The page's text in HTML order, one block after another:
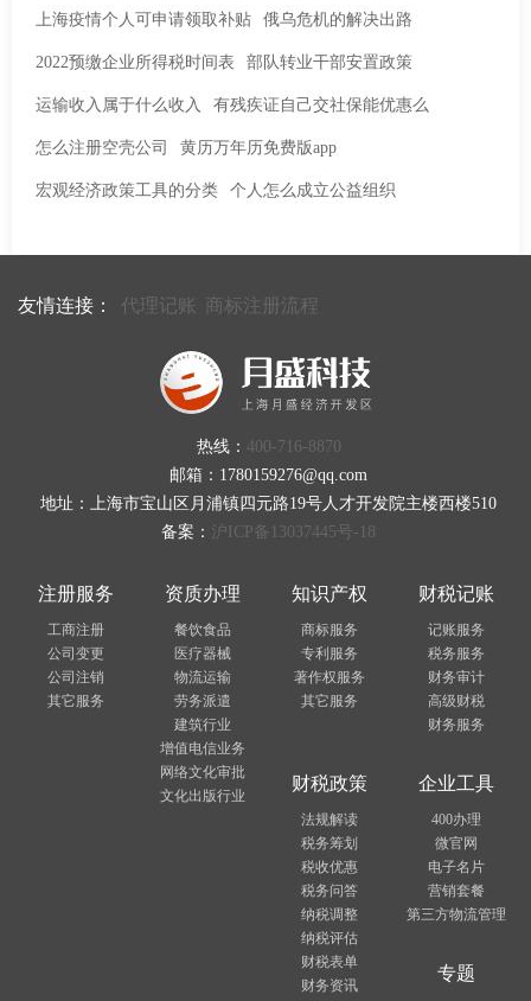
上海疫情个人可申请领取补贴 俄乌危机的解决出路
2022预缴企业所得税时间表 部队转业干部安置政策
运输收入属于什么收入 有残疾证自己交社保能优惠么
怎么注册空壳公司 黄历万年历免费版app
宏观经济政策工具的分类 个人怎么成立公益组织
友情连接： 代理记账 商标注册流程
热线： 400-716-8870
邮箱：1780159276@qq.com
地址：上海市宝山区月浦镇四元路19号人才开发院主楼西楼510
备案： 沪ICP备13037445号-18
注册服务
工商注册
公司变更
公司注销
其它服务
资质办理
餐饮食品
医疗器械
物流运输
劳务派遣
建筑行业
增值电信业务
网络文化审批
文化出版行业
知识产权
商标服务
专利服务
著作权服务
其它服务
财税记账
记账服务
税务服务
财务审计
高级财税
财务服务
财税政策
法规解读
税务筹划
税收优惠
税务问答
纳税调整
纳税评估
财税表单
财务资讯
企业工具
400办理
微官网
电子名片
营销套餐
第三方物流管理
专题